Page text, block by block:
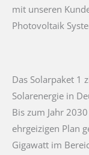
mit unseren
Photovoltaik
Das Solarpaket 1
Solarenergie in
Bis zum Jahr
ehrgeizigen Plan
Gigawatt im